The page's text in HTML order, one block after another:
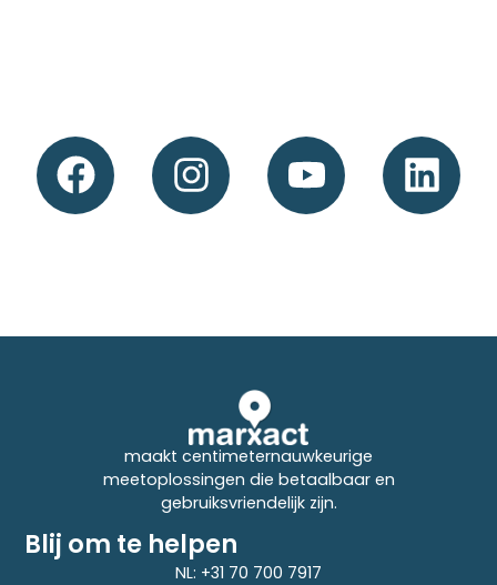
maakt centimeternauwkeurige
meetoplossingen die betaalbaar en
gebruiksvriendelijk zijn.
Blij om te helpen
NL: +31 70 700 7917